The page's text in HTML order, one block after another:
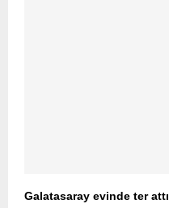
Galatasaray evinde ter attı